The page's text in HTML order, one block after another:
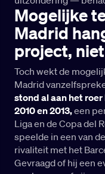
Mogelijke
Madrid
project,
Toch wekt de
Madrid
stond al aan het
2010 en 2013,een
Liga en de Copa del
speelde in een van
rivaliteit met het
Gevraagd of hij een